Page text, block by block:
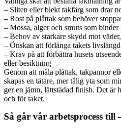
– Sliten eller blekt takfärg som drar
– Rost på plåttak som behöver
– Mossa, alger och smuts som
– Behov av starkare skydd mot
– Önskan att förlänga takets
– Krav på att förbättra husets
eller besiktning
Genom att måla plåttak, takpannor
skapas en tätare, mer tålig yta som
ger en jämn, lättstädad finish. Det är
och för taket.
Så går vår arbetsprocess till